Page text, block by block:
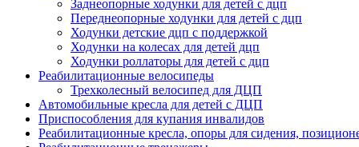
Заднеопорные ходунки для детей с дцп
Переднеопорные ходунки для детей с дцп
Ходунки детские дцп с поддержкой
Ходунки на колесах для детей дцп
Ходунки роллаторы для детей с дцп
Реабилитационные велосипеды
Трехколесный велосипед для ДЦП
Автомобильные кресла для детей с ДЦП
Приспособления для купания инвалидов
Реабилитационные кресла, опоры для сидения,